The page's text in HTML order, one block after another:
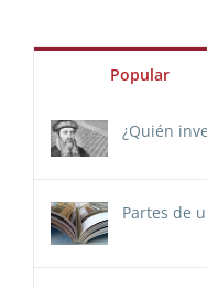
Popular
¿Quién
Partes de